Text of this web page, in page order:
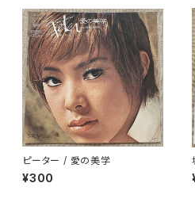
ピーター / 愛の美学
¥300